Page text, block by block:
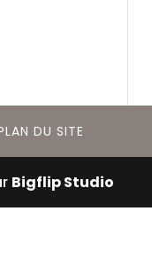
DU SITE
Bigflip Studio